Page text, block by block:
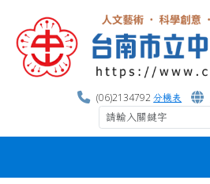
台南市中山國中
(06)2134792分機表